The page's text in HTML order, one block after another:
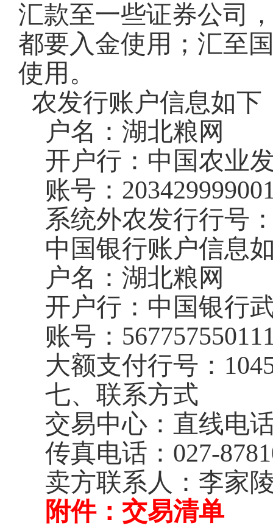
汇款至一些证券公司
都要入金使用；汇至
使用。
农发行账户信息如下
户名：湖北粮网
开户行：中国农业
账号：
系统外农发行行号
中国银行账户信息
户名：湖北粮网
开户行：中国银行
账号：
大额支付行号：
七、联系方式
交易中心：直线电
传真电话： 027-
卖方联系人：李家
附件：交易清单